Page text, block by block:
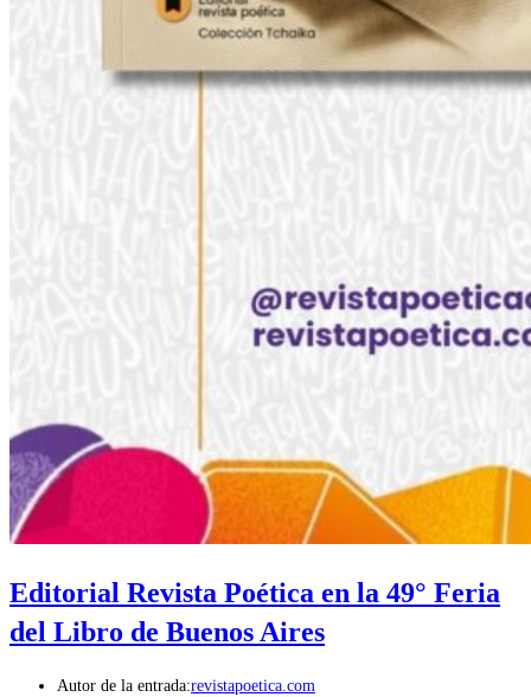
Editorial Revista Poética en la 49° Feria
del Libro de Buenos Aires
Autor de la entrada:revistapoetica.com